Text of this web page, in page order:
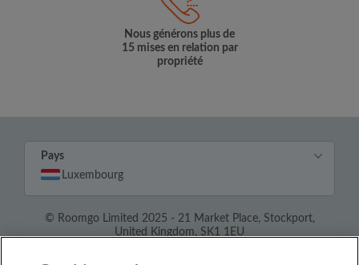
Nous générons plus de
15 mises en relation par
propriété
Pays
Luxembourg
© Roomgo Limited 2025 - 21 Market Place, Stockport,
United Kingdom, SK1 1EU